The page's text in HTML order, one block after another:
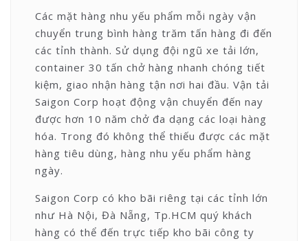
Các mặt hàng nhu yếu phẩm mỗi ngày vận
chuyển trung bình hàng trăm tấn hàng đi đến
các tỉnh thành. Sử dụng đội ngũ xe tải lớn,
container 30 tấn chở hàng nhanh chóng tiết
kiệm, giao nhận hàng tận nơi hai đầu. Vận tải
Saigon Corp hoạt động vận chuyển đến nay
được hơn 10 năm chở đa dạng các loại hàng
hóa. Trong đó không thể thiếu được các mặt
hàng tiêu dùng, hàng nhu yếu phẩm hàng
ngày.
Saigon Corp có kho bãi riêng tại các tỉnh lớn
như Hà Nội, Đà Nẵng, Tp.HCM quý khách
hàng có thể đến trực tiếp kho bãi công ty